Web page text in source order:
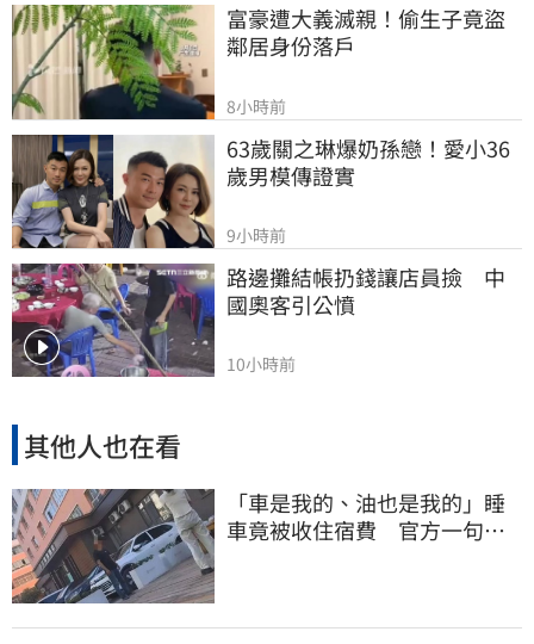
富豪遭大義滅親！偷生子竟盜
鄰居身份落戶
8小時前
63歲關之琳爆奶孫戀！愛小36
歲男模傳證實
9小時前
路邊攤結帳扔錢讓店員撿　中
國奧客引公憤
10小時前
其他人也在看
「車是我的、油也是我的」睡
車竟被收住宿費 官方一句話